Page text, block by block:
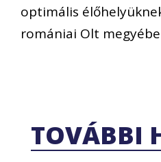
optimális
romániai Olt
TOVÁBBI